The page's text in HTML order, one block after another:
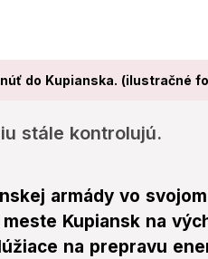
do Kupianska. (ilustračné
stále kontrolujú.
armády vo
Kupiansk na
na prepravu